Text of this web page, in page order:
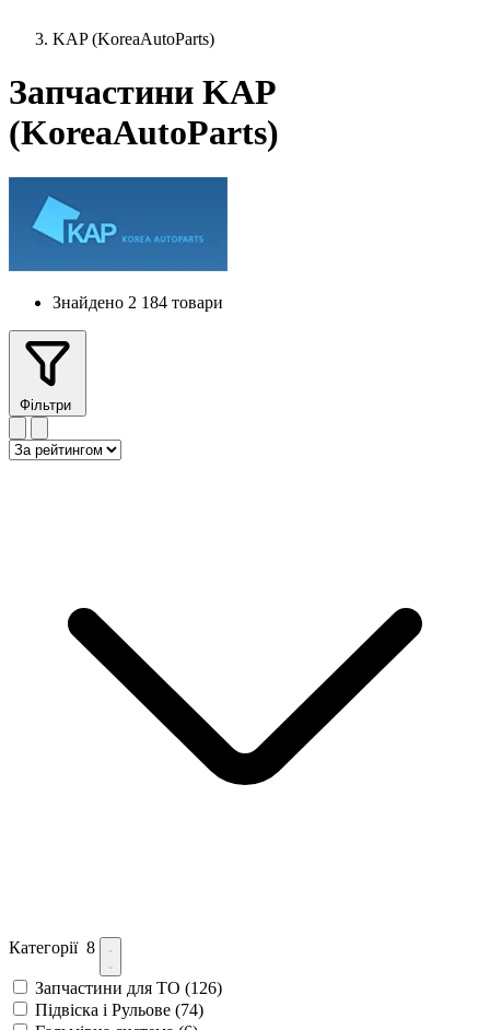
KAP (KoreaAutoParts)
Запчастини KAP
(KoreaAutoParts)
Знайдено 2 184 товари
Фільтри
Категорії 8
Запчастини для ТО (126)
Підвіска і Рульове (74)